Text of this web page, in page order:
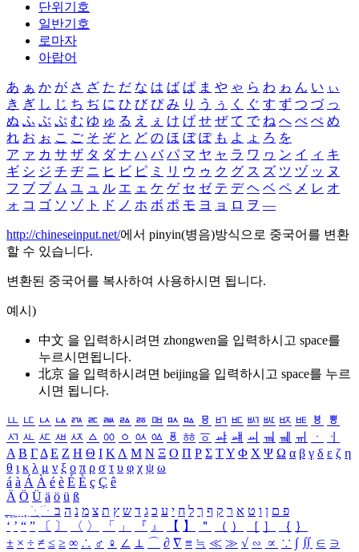
단위기호
일반기호
로마자
아랍어
あ ぁ か が さ ざ た だ な は ば ぱ ま や ゃ ら わ ゎ ん い ぃ
き ぎ し じ ち ぢ に ひ び ぴ み り う ぅ く ぐ す ず つ づ っ
ぬ ふ ぶ ぷ む ゆ ゅ る え ぇ け げ せ ぜ て で ね へ べ ぺ め
れ お ぉ こ ご そ ぞ と ど の ほ ぼ ぽ も よ ょ ろ を
ア ァ カ サ ザ タ ダ ナ ハ バ パ マ ヤ ャ ラ ワ ヮ ン イ ィ キ
ギ シ ジ チ ヂ ニ ヒ ビ ピ ミ リ ウ ゥ ク グ ス ズ ツ ヅ ッ ヌ
フ ブ プ ム ユ ュ ル エ ェ ケ ゲ セ ゼ テ デ ヘ ベ ペ メ レ オ
ォ コ ゴ ソ ゾ ト ド ノ ホ ボ ポ モ ヨ ョ ロ ヲ ―
http://chineseinput.net/에서 pinyin(병음)방식으로 중국어를 변환
할 수 있습니다.
변환된 중국어를 복사하여 사용하시면 됩니다.
예시)
中文 을 입력하시려면 zhongwen을 입력하시고 space를
누르시면됩니다.
北京 을 입력하시려면 beijing을 입력하시고 space를 누르
시면 됩니다.
ㅥ ㅦ ㅧ ㅨ ㅩ ㅪ ㅫ ㅬ ㅭ ㅮ ㅯ ㅰ ㅱ ㅲ ㅳ ㅴ ㅵ ㅶ ㅷ ㅸ
ㅹ
ㅺ ㅻ ㅼ ㅽ ㅾ ㅿ ㆀ ㆁ ㆂ ㆃ ㆄ ㆅ ㆆ ㆇ ㆈ ㆉ ㆊ ㆋ ㆌ ㆍ
ㆎ
Α Β ΓΔ Ε Ζ Η Θ Ι ΚΛ Μ Ν Ξ Ο Π Ρ Σ ΤΥ Φ Χ Ψ Ω α β γ δ ε ζ η
θ ι κ λ μ ν ξ ο π ρ σ τ υ φ χ ψ ω
á à Á À é è É È ç Ç ê
Ä Ö Ü ä ö ü ß
ִֶֹ ֻּ ׁׂ פ ם ן ו ט א ר ק ף ך ל ח י ע כ ג ד ש ץ ת צ מ נ ה ב
‘ ’ “ ” 〔 〕 〈 〉 「 」 『 』 【 】 ＂ （ ） ［ ］ ｛ ｝
± × ÷ ≠ ≤ ≥ ∞ ∴ ♂ ♀ ∠ ⊥ ⌒ ∂ ∇ ≡ ≒ ≪ ≫ √ ∽ ∝ ∵ ∫ ∬ ∈ ∋